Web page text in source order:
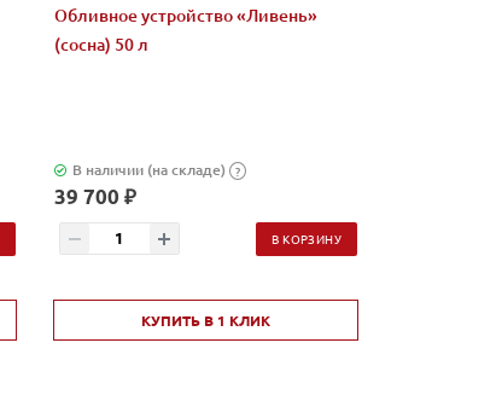
Обливное устройство «Ливень»
(сосна) 50 л
В наличии (на складе) ?
39 700 ₽
В КОРЗИНУ
КУПИТЬ В 1 КЛИК